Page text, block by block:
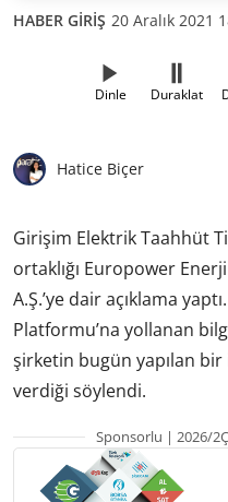
HABER GİRİŞ 20 Aralık 2021
Dinle Duraklat
Hatice Biçer
Girişim Elektrik Taahhüt
ortaklığı Europower
A.Ş.’ye dair açıklama
Platformu’na yollanan
şirketin bugün yapılan bir
verdiği söylendi.
Sponsorlu | 2026/